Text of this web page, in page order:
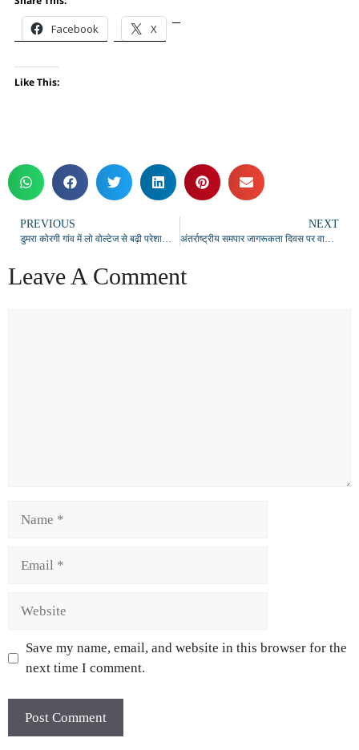
Facebook X
Like This:
PREVIOUS
डुमरा कोरगी गांव में लो वोल्टेज से बढ़ी परेशानी, ग्रामीणों ने 63 केवीए ट्रांसफार्मर की मांग उठाई
NEXT
अंतर्राष्ट्रीय समपार जागरूकता दिवस पर वाराणसी मंडल का विशेष अभियान, 2050 पंपलेट वितरित
Leave A Comment
Save my name, email, and website in this browser for the
next time I comment.